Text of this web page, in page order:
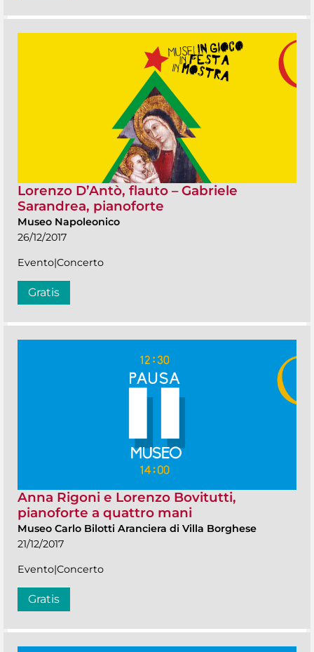
Lorenzo D’Antò, flauto – Gabriele
Sarandrea, pianoforte
Museo Napoleonico
26/12/2017
Evento|Concerto
Gratis
Anna Rigoni e Lorenzo Bovitutti,
pianoforte a quattro mani
Museo Carlo Bilotti Aranciera di Villa Borghese
21/12/2017
Evento|Concerto
Gratis